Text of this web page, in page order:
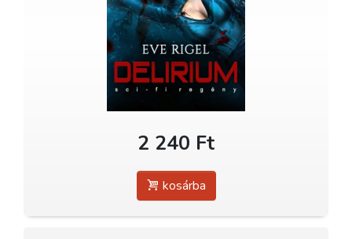
2 240 Ft
kosárba